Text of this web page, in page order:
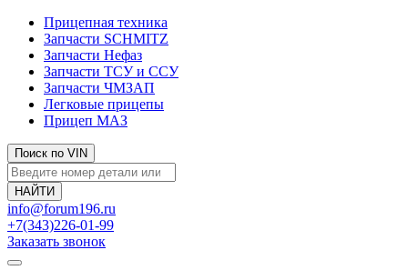
Прицепная техника
Запчасти SCHMITZ
Запчасти Нефаз
Запчасти ТСУ и ССУ
Запчасти ЧМЗАП
Легковые прицепы
Прицеп МАЗ
Поиск по VIN
info@forum196.ru
+7(343)226-01-99
Заказать звонок